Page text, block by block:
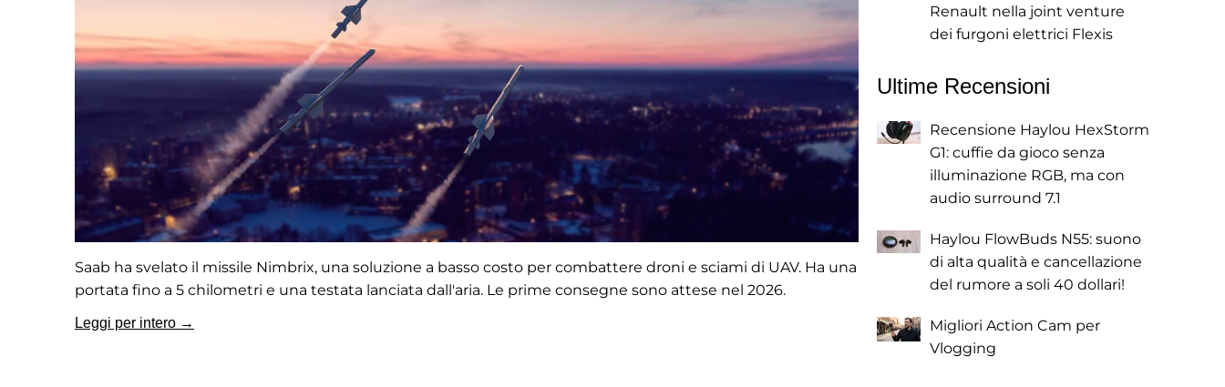
Saab ha svelato il missile Nimbrix, una soluzione a basso costo per combattere droni e sciami di UAV. Ha una
portata fino a 5 chilometri e una testata lanciata dall'aria. Le prime consegne sono attese nel 2026.
Leggi per intero →
Renault nella joint venture
dei furgoni elettrici Flexis
Ultime Recensioni
Recensione Haylou HexStorm
G1: cuffie da gioco senza
illuminazione RGB, ma con
audio surround 7.1
Haylou FlowBuds N55: suono
di alta qualità e cancellazione
del rumore a soli 40 dollari!
Migliori Action Cam per
Vlogging